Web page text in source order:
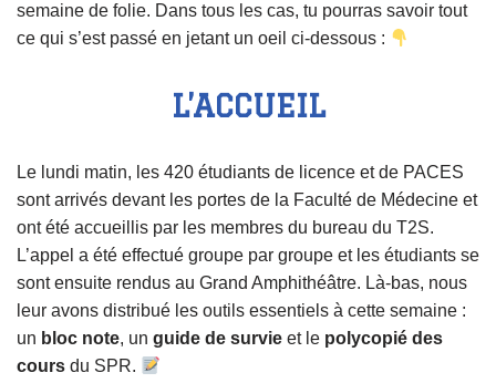
semaine de folie. Dans tous les cas, tu pourras savoir tout
ce qui s’est passé en jetant un oeil ci-dessous :
L’ACCUEIL
Le lundi matin, les 420 étudiants de licence et de PACES
sont arrivés devant les portes de la Faculté de Médecine et
ont été accueillis par les membres du bureau du T2S.
L’appel a été effectué groupe par groupe et les étudiants se
sont ensuite rendus au Grand Amphithéâtre. Là-bas, nous
leur avons distribué les outils essentiels à cette semaine :
un bloc note, un guide de survie et le polycopié des
cours du SPR.